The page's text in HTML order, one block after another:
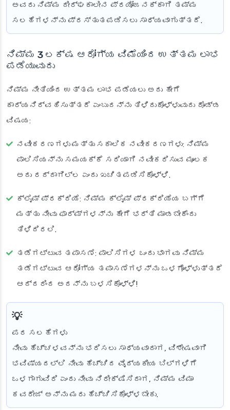
ಅವರು ನಿಮ್ಮ ದೀರ್ಘಕಾಲೀನ ಪ್ರಯೋಜನಕ್ಕಾಗಿ ತಮ್ಮ
ಸಲಹೆಗಳನ್ನು ಪ್ರಸ್ತುತಪಡಿಸಲು ಸಾಧ್ಯವಾಗುತ್ತದೆ.
ನಿಮ್ಮ 3 ಲಕ್ಷ ಆರೋಗ್ಯ ವಿಮೆಯಿಂದ ಉತ್ತಮ ಲಾಭ
ಪಡೆಯುವುದು
ನಿಮ್ಮ ನೀತಿಯಿಂದ ಉತ್ತಮ ಲಾಭ ಪಡೆಯಲು ಅದು ಹೇಗೆ
ಕಾರ್ಯನಿರ್ವಹಿಸುತ್ತದೆ ಎಂಬುದನ್ನು ತಿಳಿದುಕೊಳ್ಳುವುದು ದೊಡ್ಡ
ವಿಷಯ:
ನವೀಕರಣಗಳು ಮತ್ತು ಸಕಾಲಿಕ ನವೀಕರಣಗಳು: ನಿಮ್ಮ
ಪಾಲಿಸಿಯನ್ನು ಸಮಯಕ್ಕೆ ಸರಿಯಾಗಿ ನವೀಕರಿಸುವ ಮೂಲಕ
ಅದು ರದ್ದಾಗಿಲ್ಲ ಎಂದು ಖಚಿತಪಡಿಸಿಕೊಳ್ಳಿ.
ಕ್ಲೈಮ್ ಪ್ರಕ್ರಿಯೆ: ನಿಮ್ಮ ಕ್ಲೈಮ್ ಪ್ರಕ್ರಿಯೆಯ ಬಗ್ಗೆ
ಮತ್ತು ನೀವು ಫಾರ್ಮ್‌ಗಳನ್ನು ಹೇಗೆ ಭರ್ತಿ ಮಾಡಬೇಕೆಂದು
ತಿಳಿದಿರಲಿ.
ತಡೆಗಟ್ಟುವ ತಪಾಸಣೆ: ಪಾಲಿಸಿಗಳ ಒಂದು ಭಾಗವು ನಿಮ್ಮ
ತಡೆಗಟ್ಟುವ ಆರೋಗ್ಯ ತಪಾಸಣೆಗಳನ್ನು ಒಳಗೊಳ್ಳುತ್ತದೆ
ಆದ್ದರಿಂದ ಅದನ್ನು ಬಳಸಿಕೊಳ್ಳಿ!
ಪರ ಸಲಹೆಗಳು
ನೀವು ಹೆಚ್ಚಳವನ್ನು ಭರಿಸಲು ಸಾಧ್ಯವಾದಾಗ, ವಿಶೇಷವಾಗಿ
ಭವಿಷ್ಯದಲ್ಲಿ ನೀವು ಹೆಚ್ಚಿದ ವೈದ್ಯಕೀಯ ಬಿಲ್‌ಗಳಿಗೆ
ಒಳಗಾಗುವಿರಿ ಎಂದು ನೀವು ನಿರೀಕ್ಷಿಸಿದಾಗ, ನಿಮ್ಮ ವಿಮಾ
ಕವರೇಜ್ ಅನ್ನು ಮರು ಹೆಚ್ಚಿಸಿಕೊಳ್ಳಬೇಕು.